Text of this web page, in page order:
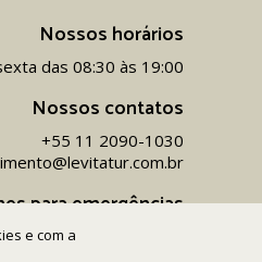
e com a
Nossos horários
das 08:30 às 19:00
Nossos contatos
+55 11 2090-1030
para emergências
+55 11 9 9154-1096‬